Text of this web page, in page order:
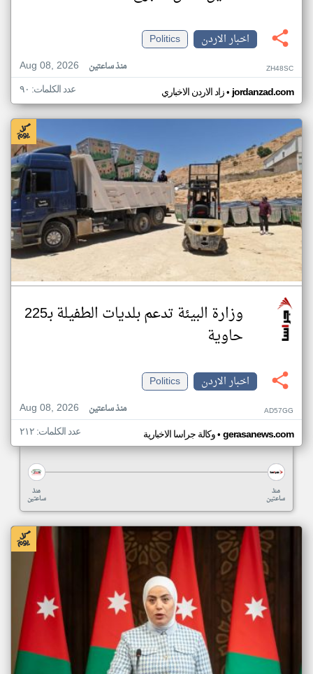
اخبار الاردن
Politics
Aug 08, 2026
منذ ساعتين ZH48SC
زاد الاردن الاخباري•jordanzad.com عدد الكلمات: ٩٠
وزارة البيئة تدعم بلديات الطفيلة بـ225
حاوية
اخبار الاردن
Politics
Aug 08, 2026
منذ ساعتين AD57GG
وكالة جراسا الاخبارية• gerasanews.com عدد الكلمات: ٢١٢
منذ
ساعتين
منذ
ساعتين